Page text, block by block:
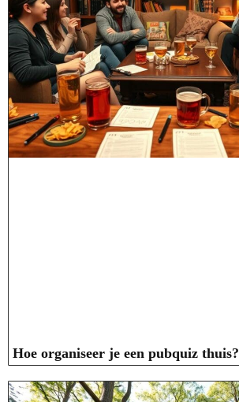
Hoe organiseer je een pubquiz thuis?